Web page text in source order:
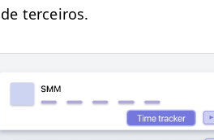
de terceiros.